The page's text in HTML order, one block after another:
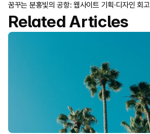
꿈꾸는 분홍빛의 공항: 웹사이트 기획·디자인 회고
Related Articles